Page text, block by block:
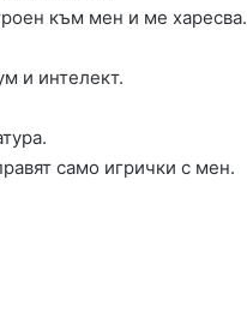
към мен и ме харесва.
и интелект.
само игрички с мен.